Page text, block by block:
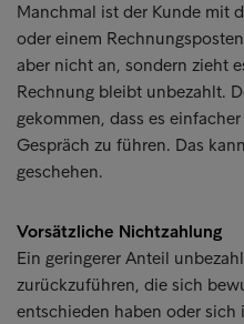
Manchmal ist der Kunde mit
oder einem
aber nicht an, sondern zieht
Rechnung bleibt unbezahlt.
gekommen, dass es
Gespräch zu führen. Das
geschehen.
Vorsätzliche Nichtzahlung
Ein geringerer Anteil
zurückzuführen, die sich
entschieden haben oder